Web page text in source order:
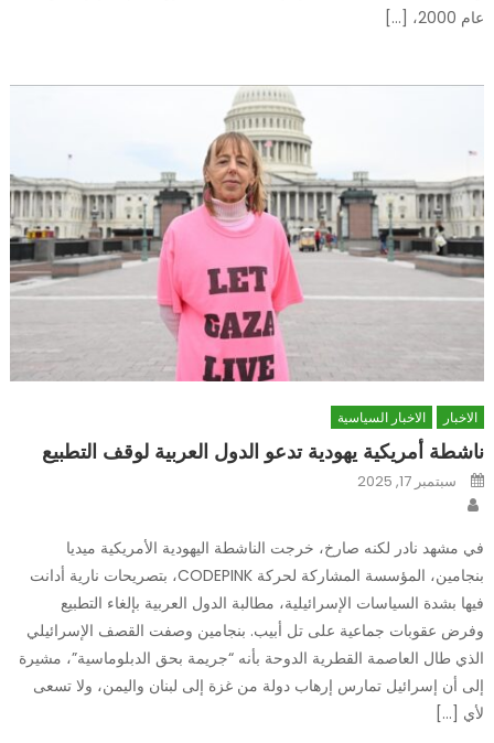
عام 2000، […]
الاخبار الاخبار السياسية
ناشطة أمريكية يهودية تدعو الدول العربية لوقف التطبيع
Posted
onسبتمبر 17, 2025
في مشهد نادر لكنه صارخ، خرجت الناشطة اليهودية الأمريكية ميديا
بنجامين، المؤسسة المشاركة لحركة CODEPINK، بتصريحات نارية أدانت
فيها بشدة السياسات الإسرائيلية، مطالبة الدول العربية بإلغاء التطبيع
وفرض عقوبات جماعية على تل أبيب. بنجامين وصفت القصف الإسرائيلي
الذي طال العاصمة القطرية الدوحة بأنه “جريمة بحق الدبلوماسية”، مشيرة
إلى أن إسرائيل تمارس إرهاب دولة من غزة إلى لبنان واليمن، ولا تسعى
لأي […]